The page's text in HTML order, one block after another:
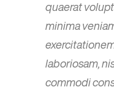
quaerat
minima
laboriosam,
commodi